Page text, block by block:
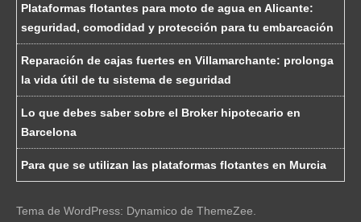
Plataformas flotantes para moto de agua en Alicante:
seguridad, comodidad y protección para tu embarcación
Reparación de cajas fuertes en Villamarchante: prolonga
la vida útil de tu sistema de seguridad
Lo que debes saber sobre el Broker hipotecario en
Barcelona
Para que se utilizan las plataformas flotantes en Murcia
Tema de WordPress: Dynamico de ThemeZee.